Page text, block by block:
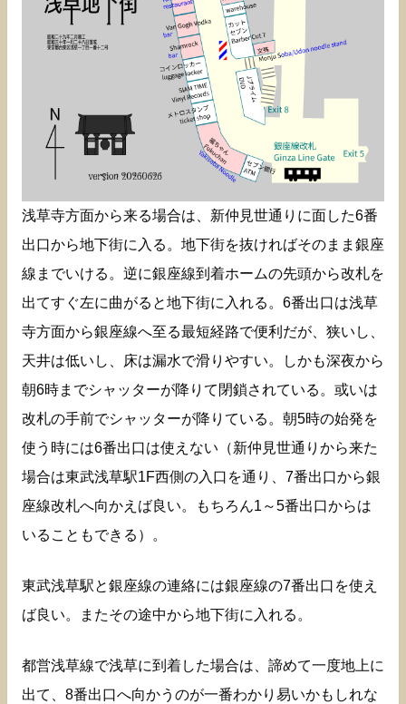
浅草寺方面から来る場合は、新仲見世通りに面した6番
出口から地下街に入る。地下街を抜ければそのまま銀座
線までいける。逆に銀座線到着ホームの先頭から改札を
出てすぐ左に曲がると地下街に入れる。6番出口は浅草
寺方面から銀座線へ至る最短経路で便利だが、狭いし、
天井は低いし、床は漏水で滑りやすい。しかも深夜から
朝6時までシャッターが降りて閉鎖されている。或いは
改札の手前でシャッターが降りている。朝5時の始発を
使う時には6番出口は使えない（新仲見世通りから来た
場合は東武浅草駅1F西側の入口を通り、7番出口から銀
座線改札へ向かえば良い。もちろん1～5番出口からは
いることもできる）。
東武浅草駅と銀座線の連絡には銀座線の7番出口を使え
ば良い。またその途中から地下街に入れる。
都営浅草線で浅草に到着した場合は、諦めて一度地上に
出て、8番出口へ向かうのが一番わかり易いかもしれな